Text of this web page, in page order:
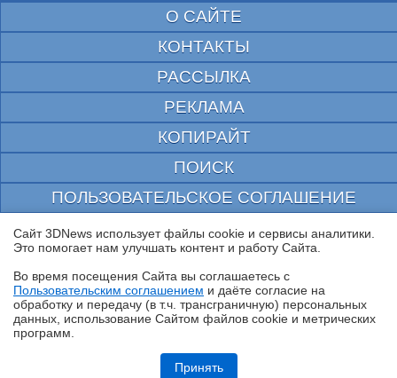
Обзор планшета HUAWEI MatePad Pro Max: на все деньги
О САЙТЕ
КОНТАКТЫ
РАССЫЛКА
РЕКЛАМА
КОПИРАЙТ
ПОИСК
ПОЛЬЗОВАТЕЛЬСКОЕ СОГЛАШЕНИЕ
ЗАЩИЩЕНО CURATOR
© 1997—2026 Электронное периодическое издание "3ДНьюс" | Свидетельство о
выдано Федеральной Службой по надзору за соблюдением законодательства в сфере
массовых коммуникаций и охране культурного наследия
При цитировании документа ссылка на сайт с указанием автора обязательна. Полное
заимствование документа является нарушением
российского и международного законодательства и возможно только с согласия
Сайт 3DNews использует файлы cookie и сервисы аналитики.
Это помогает нам улучшать контент и работу Cайта.
Во время посещения Cайта вы соглашаетесь с
Пользовательским соглашением и даёте согласие на
обработку и передачу (в т.ч. трансграничную) персональных
данных, использование Cайтом файлов cookie и метрических
программ.
Принять